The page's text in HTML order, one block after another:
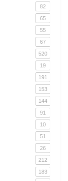
82
65
55
67
520
19
191
153
144
91
10
51
26
212
183